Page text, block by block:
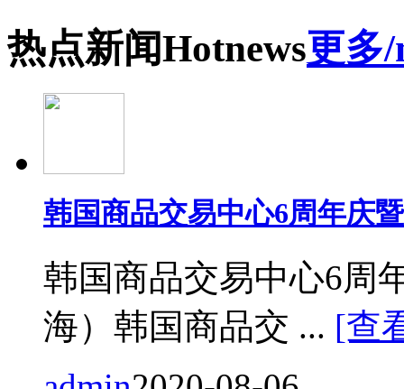
热点新闻Hotnews更多
韩国商品交易中心6周年庆
韩国商品交易中心6周
海）韩国商品交 ... [查